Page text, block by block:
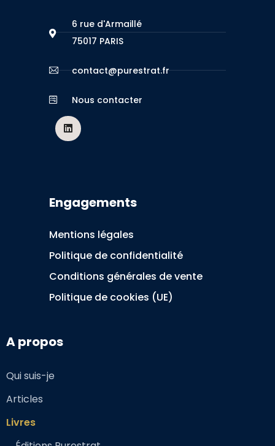
6 rue d'Armaillé
75017 PARIS
contact@purestrat.fr
Nous contacter
Engagements
Mentions légales
Politique de confidentialité
Conditions générales de vente
Politique de cookies (UE)
A propos
Qui suis-je
Articles
Livres